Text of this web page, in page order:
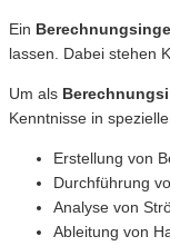
Ein
lassen. Dabei stehen
Um als
Kenntnisse in
Erstellung von
Durchführung
Analyse von
Ableitung von